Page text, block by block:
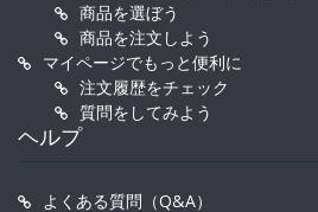
商品を選ぼう
商品を注文しよう
マイページでもっと便利に
注文履歴をチェック
質問をしてみよう
ヘルプ
よくある質問（Q&A）